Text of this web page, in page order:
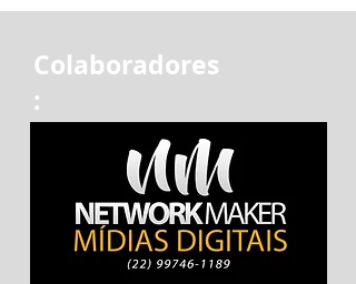
Colaboradores
: